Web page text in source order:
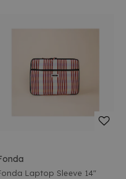
Laptop Sleeve 14"